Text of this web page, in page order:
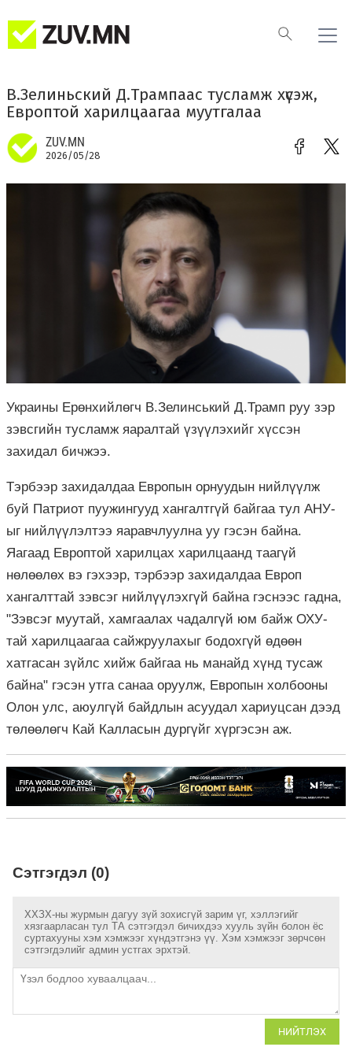
В.Зелиньский Д.Трампаас тусламж хүсэж,
Европтой харилцаагаа муутгалаа
ZUV.MN
2026/05/28
Украины Ерөнхийлөгч В.Зелинський Д.Трамп руу зэр
зэвсгийн тусламж яаралтай үзүүлэхийг хүссэн
захидал бичжээ.
Тэрбээр захидалдаа Европын орнуудын нийлүүлж
буй Патриот пуужингууд хангалтгүй байгаа тул АНУ-
ыг нийлүүлэлтээ яаравчлуулна уу гэсэн байна.
Яагаад Европтой харилцах харилцаанд таагүй
нөлөөлөх вэ гэхээр, тэрбээр захидалдаа Европ
хангалттай зэвсэг нийлүүлэхгүй байна гэснээс гадна,
"Зэвсэг муутай, хамгаалах чадалгүй юм байж ОХУ-
тай харилцаагаа сайжруулахыг бодохгүй өдөөн
хатгасан зүйлс хийж байгаа нь манайд хүнд тусаж
байна" гэсэн утга санаа оруулж, Европын холбооны
Олон улс, аюулгүй байдлын асуудал хариуцсан дээд
төлөөлөгч Кай Калласын дургүйг хүргэсэн аж.
Сэтгэгдэл (0)
ХХЗХ-ны журмын дагуу зүй зохисгүй зарим үг, хэллэгийг
хязгаарласан тул ТА сэтгэгдэл бичихдээ хууль зүйн болон ёс
суртахууны хэм хэмжээг хүндэтгэнэ үү. Хэм хэмжээг зөрчсөн
сэтгэгдэлийг админ устгах эрхтэй.
НИЙТЛЭХ